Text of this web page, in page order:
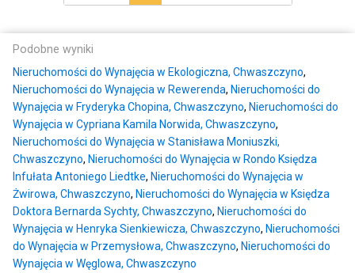
Podobne wyniki
Nieruchomości do Wynajęcia w Ekologiczna, Chwaszczyno,
Nieruchomości do Wynajęcia w Rewerenda, Nieruchomości do
Wynajęcia w Fryderyka Chopina, Chwaszczyno, Nieruchomości do
Wynajęcia w Cypriana Kamila Norwida, Chwaszczyno,
Nieruchomości do Wynajęcia w Stanisława Moniuszki,
Chwaszczyno, Nieruchomości do Wynajęcia w Rondo Księdza
Infułata Antoniego Liedtke, Nieruchomości do Wynajęcia w
Żwirowa, Chwaszczyno, Nieruchomości do Wynajęcia w Księdza
Doktora Bernarda Sychty, Chwaszczyno, Nieruchomości do
Wynajęcia w Henryka Sienkiewicza, Chwaszczyno, Nieruchomości
do Wynajęcia w Przemysłowa, Chwaszczyno, Nieruchomości do
Wynajęcia w Węglowa, Chwaszczyno